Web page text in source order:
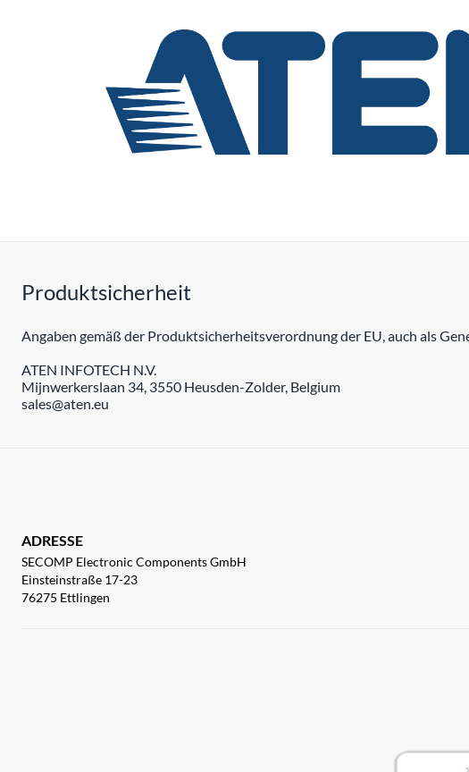
Produktsicherheit
Angaben gemäß der Produktsicherheitsverordnung der EU, auch als
ATEN INFOTECH N.V.
Mijnwerkerslaan 34, 3550 Heusden-Zolder, Belgium
sales@aten.eu
ADRESSE
SECOMP Electronic Components GmbH
Einsteinstraße 17-23
76275 Ettlingen